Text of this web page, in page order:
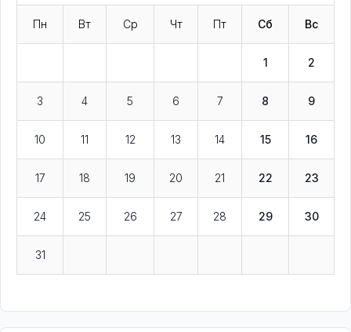
Пн Вт Ср Чт Пт Сб Вс
1 2
3 4 5 6 7 8 9
10 11 12 13 14 15 16
17 18 19 20 21 22 23
24 25 26 27 28 29 30
31